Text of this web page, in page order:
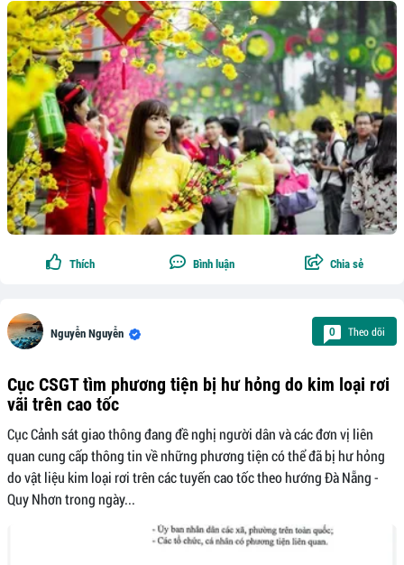
Thích Bình luận Chia sẻ
Nguyễn Nguyễn 0 Theo dõi
Cục CSGT tìm phương tiện bị hư hỏng do kim loại rơi
vãi trên cao tốc
Cục Cảnh sát giao thông đang đề nghị người dân và các đơn vị liên
quan cung cấp thông tin về những phương tiện có thể đã bị hư hỏng
do vật liệu kim loại rơi trên các tuyến cao tốc theo hướng Đà Nẵng -
Quy Nhơn trong ngày...